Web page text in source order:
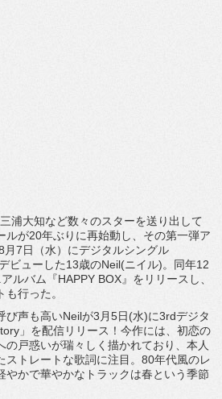
浦大知など数々のスターを送り出して
ルが20年ぶりに再始動し、その第一弾ア
7日（水）にデジタルシングル
ビューした13歳のNeil(ニイル)。同年12
ルバム『HAPPY BOX』をリリースし、
行った。
び声も高いNeilが3月5日(水)に3rdデジタ
」を配信リリース！今作には、初恋の
の戸惑いが瑞々しく描かれており、本人
ストレートな歌詞に注目。80年代風のレ
やかで華やかなトラックは春という季節